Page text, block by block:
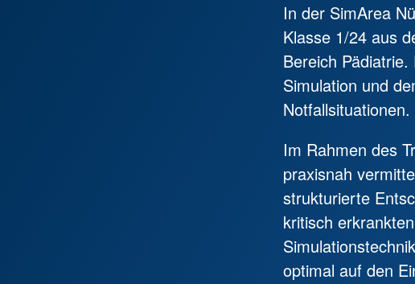
In der SimArea
Klasse 1/24 aus
Bereich
Simulation und
Notfallsituationen.
Im Rahmen des
praxisnah
strukturierte
kritisch
optimal auf den